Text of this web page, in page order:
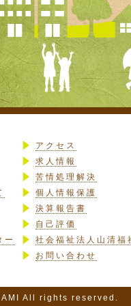
ー
アクセス
求人情報
苦情処理解決
個人情報保護
決算報告書
自己評価
社会福祉法人山清福
お問い合わせ
All rights reserved.